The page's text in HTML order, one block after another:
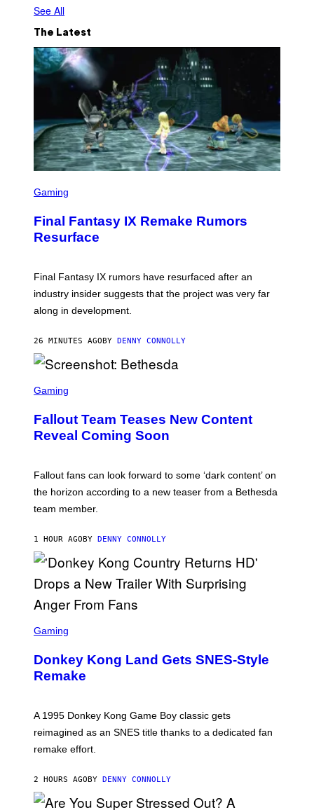
See All
The Latest
C
E
N
S
T
S
U
R
E
X
Gaming
Final Fantasy IX Remake Rumors
Resurface
Final Fantasy IX rumors have resurfaced after an
industry insider suggests that the project was very far
along in development.
26 MINUTES AGO BY DENNY CONNOLLY
C
E
N
S
T
B
E
T
E
D
Gaming
Fallout Team Teases New Content
Reveal Coming Soon
Fallout fans can look forward to some ‘dark content’ on
the horizon according to a new teaser from a Bethesda
team member.
1 HOUR AGO BY DENNY CONNOLLY
C
E
N
S
T
N
N
E
D
Gaming
Donkey Kong Land Gets SNES-Style
Remake
A 1995 Donkey Kong Game Boy classic gets
reimagined as an SNES title thanks to a dedicated fan
remake effort.
2 HOURS AGO BY DENNY CONNOLLY